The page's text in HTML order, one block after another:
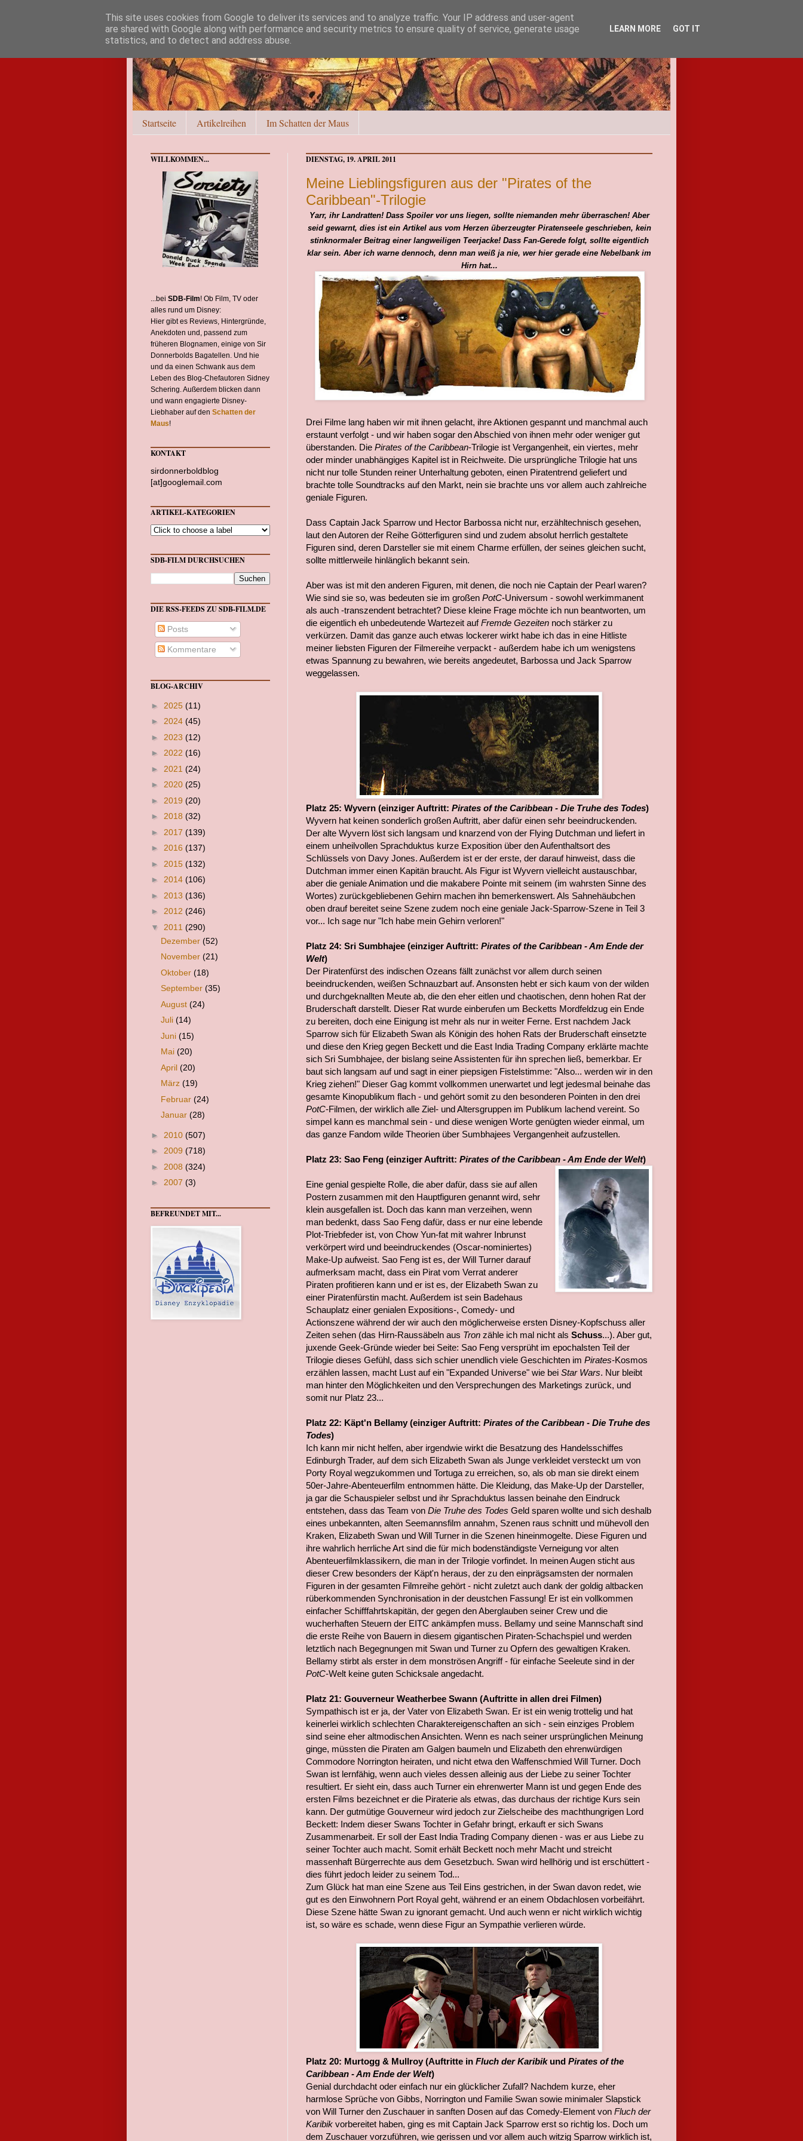
Startseite Artikelreihen Im Schatten der Maus
DIENSTAG, 19. APRIL 2011
Meine Lieblingsfiguren aus der "Pirates of the
Caribbean"-Trilogie
Yarr, ihr Landratten! Dass Spoiler vor uns liegen, sollte niemanden mehr überraschen! Aber
seid gewarnt, dies ist ein Artikel aus vom Herzen überzeugter Piratenseele geschrieben, kein
stinknormaler Beitrag einer langweiligen Teerjacke! Dass Fan-Gerede folgt, sollte eigentlich
klar sein. Aber ich warne dennoch, denn man weiß ja nie, wer hier gerade eine Nebelbank im
Hirn hat...
Drei Filme lang haben wir mit ihnen gelacht, ihre Aktionen gespannt und manchmal auch
erstaunt verfolgt - und wir haben sogar den Abschied von ihnen mehr oder weniger gut
überstanden. Die Pirates of the Caribbean-Trilogie ist Vergangenheit, ein viertes, mehr
oder minder unabhängiges Kapitel ist in Reichweite. Die ursprüngliche Trilogie hat uns
nicht nur tolle Stunden reiner Unterhaltung geboten, einen Piratentrend geliefert und
brachte tolle Soundtracks auf den Markt, nein sie brachte uns vor allem auch zahlreiche
geniale Figuren.
Dass Captain Jack Sparrow und Hector Barbossa nicht nur, erzähltechnisch gesehen,
laut den Autoren der Reihe Götterfiguren sind und zudem absolut herrlich gestaltete
Figuren sind, deren Darsteller sie mit einem Charme erfüllen, der seines gleichen sucht,
sollte mittlerweile hinlänglich bekannt sein.
Aber was ist mit den anderen Figuren, mit denen, die noch nie Captain der Pearl waren?
Wie sind sie so, was bedeuten sie im großen PotC-Universum - sowohl werkimmanent
als auch -transzendent betrachtet? Diese kleine Frage möchte ich nun beantworten, um
die eigentlich eh unbedeutende Wartezeit aufFremde Gezeiten noch stärker zu
verkürzen. Damit das ganze auch etwas lockerer wirkt habe ich das in eine Hitliste
meiner liebsten Figuren der Filmereihe verpackt - außerdem habe ich um wenigstens
etwas Spannung zu bewahren, wie bereits angedeutet, Barbossa und Jack Sparrow
weggelassen.
Platz 25: Wyvern (einziger Auftritt: Pirates of the Caribbean - Die Truhe des Todes)
Wyvern hat keinen sonderlich großen Auftritt, aber dafür einen sehr beeindruckenden.
Der alte Wyvern löst sich langsam und knarzend von der Flying Dutchman und liefert in
einem unheilvollen Sprachduktus kurze Exposition über den Aufenthaltsort des
Schlüssels von Davy Jones. Außerdem ist er der erste, der darauf hinweist, dass die
Dutchman immer einen Kapitän braucht. Als Figur ist Wyvern vielleicht austauschbar,
aber die geniale Animation und die makabere Pointe mit seinem (im wahrsten Sinne des
Wortes) zurückgebliebenen Gehirn machen ihn bemerkenswert. Als Sahnehäubchen
oben drauf bereitet seine Szene zudem noch eine geniale Jack-Sparrow-Szene in Teil 3
vor... Ich sage nur "Ich habe mein Gehirn verloren!"
Platz 24: Sri Sumbhajee (einziger Auftritt: Pirates of the Caribbean - Am Ende der
Welt)
Der Piratenfürst des indischen Ozeans fällt zunächst vor allem durch seinen
beeindruckenden, weißen Schnauzbart auf. Ansonsten hebt er sich kaum von der wilden
und durchgeknallten Meute ab, die den eher eitlen und chaotischen, denn hohen Rat der
Bruderschaft darstellt. Dieser Rat wurde einberufen um Becketts Mordfeldzug ein Ende
zu bereiten, doch eine Einigung ist mehr als nur in weiter Ferne. Erst nachdem Jack
Sparrow sich für Elizabeth Swan als Königin des hohen Rats der Bruderschaft einsetzte
und diese den Krieg gegen Beckett und die East India Trading Company erklärte machte
sich Sri Sumbhajee, der bislang seine Assistenten für ihn sprechen ließ, bemerkbar. Er
baut sich langsam auf und sagt in einer piepsigen Fistelstimme: "Also... werden wir in den
Krieg ziehen!" Dieser Gag kommt vollkommen unerwartet und legt jedesmal beinahe das
gesamte Kinopublikum flach - und gehört somit zu den besonderen Pointen in den drei
PotC-Filmen, der wirklich alle Ziel- und Altersgruppen im Publikum lachend vereint. So
simpel kann es manchmal sein - und diese wenigen Worte genügten wieder einmal, um
das ganze Fandom wilde Theorien über Sumbhajees Vergangenheit aufzustellen.
Platz 23: Sao Feng (einziger Auftritt: Pirates of the Caribbean - Am Ende der Welt)
Eine genial gespielte Rolle, die aber dafür, dass sie auf allen
Postern zusammen mit den Hauptfiguren genannt wird, sehr
klein ausgefallen ist. Doch das kann man verzeihen, wenn
man bedenkt, dass Sao Feng dafür, dass er nur eine lebende
Plot-Triebfeder ist, von Chow Yun-fat mit wahrer Inbrunst
verkörpert wird und beeindruckendes (Oscar-nominiertes)
Make-Up aufweist. Sao Feng ist es, der Will Turner darauf
aufmerksam macht, dass ein Pirat vom Verrat anderer
Piraten profitieren kann und er ist es, der Elizabeth Swan zu
einer Piratenfürstin macht. Außerdem ist sein Badehaus
Schauplatz einer genialen Expositions-, Comedy- und
Actionszene während der wir auch den möglicherweise ersten Disney-Kopfschuss aller
Zeiten sehen (das Hirn-Raussäbeln aus Tron zähle ich mal nicht als Schuss...). Aber gut,
juxende Geek-Gründe wieder bei Seite: Sao Feng versprüht im epochalsten Teil der
Trilogie dieses Gefühl, dass sich schier unendlich viele Geschichten im Pirates-Kosmos
erzählen lassen, macht Lust auf ein "Expanded Universe" wie bei Star Wars. Nur bleibt
man hinter den Möglichkeiten und den Versprechungen des Marketings zurück, und
somit nur Platz 23...
Platz 22: Käpt'n Bellamy (einziger Auftritt: Pirates of the Caribbean - Die Truhe des
Todes)
Ich kann mir nicht helfen, aber irgendwie wirkt die Besatzung des Handelsschiffes
Edinburgh Trader, auf dem sich Elizabeth Swan als Junge verkleidet versteckt um von
Porty Royal wegzukommen und Tortuga zu erreichen, so, als ob man sie direkt einem
50er-Jahre-Abenteuerfilm entnommen hätte. Die Kleidung, das Make-Up der Darsteller,
ja gar die Schauspieler selbst und ihr Sprachduktus lassen beinahe den Eindruck
entstehen, dass das Team von Die Truhe des Todes Geld sparen wollte und sich deshalb
eines unbekannten, alten Seemannsfilm annahm, Szenen raus schnitt und mühevoll den
Kraken, Elizabeth Swan und Will Turner in die Szenen hineinmogelte. Diese Figuren und
ihre wahrlich herrliche Art sind die für mich bodenständigste Verneigung vor alten
Abenteuerfilmklassikern, die man in der Trilogie vorfindet. In meinen Augen sticht aus
dieser Crew besonders der Käpt'n heraus, der zu den einprägsamsten der normalen
Figuren in der gesamten Filmreihe gehört - nicht zuletzt auch dank der goldig altbacken
rüberkommenden Synchronisation in der deustchen Fassung! Er ist ein vollkommen
einfacher Schifffahrtskapitän, der gegen den Aberglauben seiner Crew und die
wucherhaften Steuern der EITC ankämpfen muss. Bellamy und seine Mannschaft sind
die erste Reihe von Bauern in diesem gigantischen Piraten-Schachspiel und werden
letztlich nach Begegnungen mit Swan und Turner zu Opfern des gewaltigen Kraken.
Bellamy stirbt als erster in dem monströsen Angriff - für einfache Seeleute sind in der
PotC-Welt keine guten Schicksale angedacht.
Platz 21: Gouverneur Weatherbee Swann (Auftritte in allen drei Filmen)
Sympathisch ist er ja, der Vater von Elizabeth Swan. Er ist ein wenig trottelig und hat
keinerlei wirklich schlechten Charaktereigenschaften an sich - sein einziges Problem
sind seine eher altmodischen Ansichten. Wenn es nach seiner ursprünglichen Meinung
ginge, müssten die Piraten am Galgen baumeln und Elizabeth den ehrenwürdigen
Commodore Norrington heiraten, und nicht etwa den Waffenschmied Will Turner. Doch
Swan ist lernfähig, wenn auch vieles dessen alleinig aus der Liebe zu seiner Tochter
resultiert. Er sieht ein, dass auch Turner ein ehrenwerter Mann ist und gegen Ende des
ersten Films bezeichnet er die Piraterie als etwas, das durchaus der richtige Kurs sein
kann. Der gutmütige Gouverneur wird jedoch zur Zielscheibe des machthungrigen Lord
Beckett: Indem dieser Swans Tochter in Gefahr bringt, erkauft er sich Swans
Zusammenarbeit. Er soll der East India Trading Company dienen - was er aus Liebe zu
seiner Tochter auch macht. Somit erhält Beckett noch mehr Macht und streicht
massenhaft Bürgerrechte aus dem Gesetzbuch. Swan wird hellhörig und ist erschüttert -
dies führt jedoch leider zu seinem Tod...
Zum Glück hat man eine Szene aus Teil Eins gestrichen, in der Swan davon redet, wie
gut es den Einwohnern Port Royal geht, während er an einem Obdachlosen vorbeifährt.
Diese Szene hätte Swan zu ignorant gemacht. Und auch wenn er nicht wirklich wichtig
ist, so wäre es schade, wenn diese Figur an Sympathie verlieren würde.
Platz 20: Murtogg & Mullroy (Auftritte in Fluch der Karibikund Pirates of the
Caribbean - Am Ende der Welt)
Genial durchdacht oder einfach nur ein glücklicher Zufall? Nachdem kurze, eher
harmlose Sprüche von Gibbs, Norrington und Familie Swan sowie minimaler Slapstick
von Will Turner den Zuschauer in sanften Dosen auf das Comedy-Element von Fluch der
Karibik vorbereitet haben, ging es mit Captain Jack Sparrow erst so richtig los. Doch um
dem Zuschauer vorzuführen, wie gerissen und vor allem auch witzig Sparrow wirklich ist,
WILLKOMMEN...
...bei SDB-Film! Ob Film, TV oder
alles rund um Disney:
Hier gibt es Reviews, Hintergründe,
Anekdoten und, passend zum
früheren Blognamen, einige von Sir
Donnerbolds Bagatellen. Und hie
und da einen Schwank aus dem
Leben des Blog-Chefautoren Sidney
Schering. Außerdem blicken dann
und wann engagierte Disney-
Liebhaber auf den Schatten der
Maus!
KONTAKT
sirdonnerboldblog
[at]googlemail.com
ARTIKEL-KATEGORIEN
SDB-FILM DURCHSUCHEN
DIE RSS-FEEDS ZU SDB-FILM.DE
Posts
Kommentare
BLOG-ARCHIV
► 2025 (11)
► 2024 (45)
► 2023 (12)
► 2022 (16)
► 2021 (24)
► 2020 (25)
► 2019 (20)
► 2018 (32)
► 2017 (139)
► 2016 (137)
► 2015 (132)
► 2014 (106)
► 2013 (136)
► 2012 (246)
▼ 2011 (290)
Dezember (52)
November (21)
Oktober (18)
September (35)
August (24)
Juli (14)
Juni (15)
Mai (20)
April (20)
März (19)
Februar (24)
Januar (28)
► 2010 (507)
► 2009 (718)
► 2008 (324)
► 2007 (3)
BEFREUNDET MIT...
This site uses cookies from Google to deliver its services and to analyze traffic. Your IP address and user-agent
are shared with Google along with performance and security metrics to ensure quality of service, generate usage
statistics, and to detect and address abuse.
LEARN MORE GOT IT